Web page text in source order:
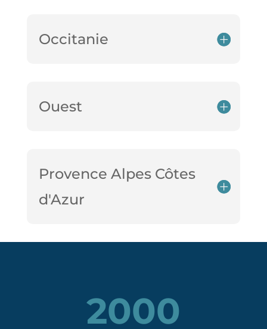
Occitanie
Ouest
Provence Alpes Côtes
d'Azur
2000